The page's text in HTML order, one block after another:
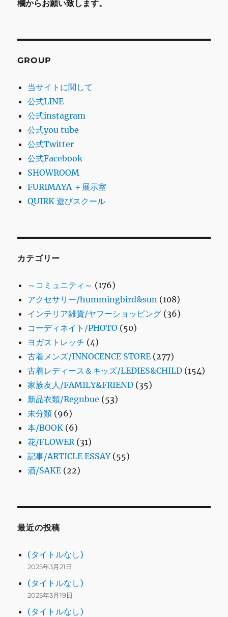
欄からお願い致します。
GROUP
当サイトに関して
公式LINE
公式instagram
公式you tube
公式Twitter
公式Facebook
SHOWROOM
FURIMAYA ＋展示室
QUIRK 遊びスクール
カテゴリー
～コミュニティ～ (176)
アクセサリー/hummingbird&sun (108)
インテリア雑貨/ヤフーショッピング (36)
コーディネイト/PHOTO (50)
ヨガストレッチ (4)
古着メンズ/INNOCENCE STORE (277)
古着レディース＆キッズ/LEDIES&CHILD (154)
家族友人/FAMILY&FRIEND (35)
新品衣類/Regnbue (53)
未分類 (96)
本/BOOK (6)
花/FLOWER (31)
記事/ARTICLE ESSAY(55)
酒/SAKE (22)
最近の投稿
(タイトルなし)
2025年3月21日
(タイトルなし)
2025年3月19日
(タイトルなし)